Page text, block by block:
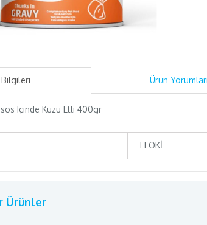
Ürün Yorumları
Içinde Kuzu Etli 400gr
FLOKİ
Ürünler